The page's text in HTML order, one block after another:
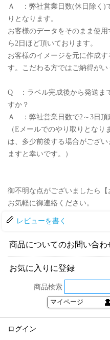
Ａ ：弊社営業日数(休日除く)
りとなります。
お客様のデータをそのまま使
ら2日ほど頂いております。
お客様のイメージを元に作成
す。こだわる方ではご納得がい
Q ：ラベル完成後から発送ま
すか？
Ａ ：弊社営業日数で2～3日頂
（Eメールでのやり取りとな
は、多少前後する場合がござ
ますと幸いです。）
御不明な点がございましたら【
お気軽に御連絡ください。
レビューを書く
商品についてのお問い合わ
お気に入りに登録
商品検索
マイページ
ログイン